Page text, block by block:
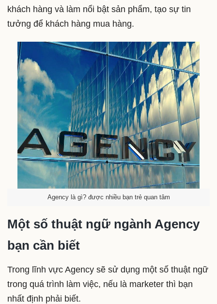
khách hàng và làm nổi bật sản phẩm, tạo sự tin
tưởng để khách hàng mua hàng.
Agency là gì? được nhiều bạn trẻ quan tâm
Một số thuật ngữ ngành Agency
bạn cần biết
Trong lĩnh vực Agency sẽ sử dụng một số thuật ngữ
trong quá trình làm việc, nếu là marketer thì bạn
nhất định phải biết.